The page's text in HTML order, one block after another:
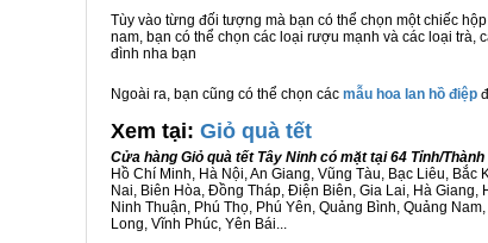
Tùy vào từng đối tượng mà bạn có thể chọn một chiếc
nam, bạn có thể chọn các loại rượu mạnh và các loại trà,
đình nha bạn
Ngoài ra, bạn cũng có thể chọn các mẫu hoa lan hồ điệp
Xem tại: Giỏ quà tết
Cửa hàng Giỏ quà tết Tây Ninh có mặt tại 64 Tỉnh/
Hồ Chí Minh, Hà Nội, An Giang, Vũng Tàu, Bạc Liêu,
Nai, Biên Hòa, Đồng Tháp, Điện Biên, Gia Lai, Hà
Ninh Thuận, Phú Thọ, Phú Yên, Quảng Bình, Quảng
Long, Vĩnh Phúc, Yên Bái...